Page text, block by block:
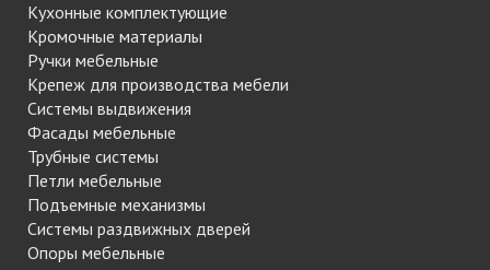
Кухонные комплектующие
Кромочные материалы
Ручки мебельные
Крепеж для производства мебели
Системы выдвижения
Фасады мебельные
Трубные системы
Петли мебельные
Подъемные механизмы
Системы раздвижных дверей
Опоры мебельные